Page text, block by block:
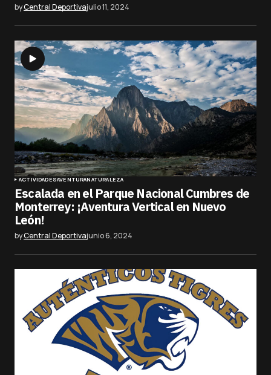
byCentral Deportivajulio 11, 2024
ACTIVIDADESAVENTURANATURALEZA
Escalada en el Parque Nacional Cumbres de
Monterrey: ¡Aventura Vertical en Nuevo
León!
byCentral Deportivajunio 6, 2024